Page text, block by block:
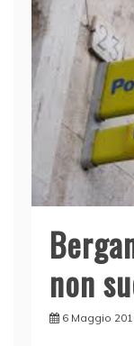
non
6 Maggio